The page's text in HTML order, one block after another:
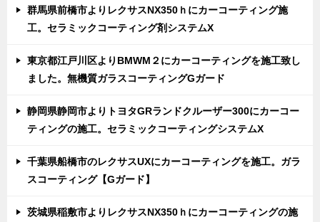
群馬県前橋市よりレクサスNX350ｈにカーコーティング施
工。セラミックコーティング剤システムX
東京都江戸川区よりBMWM２にカーコーティングを施工致し
ました。無機質ガラスコーティングGガード
静岡県静岡市よりトヨタGRランドクルーザー300にカーコー
ティングの施工。セラミックコーティングシステムX
千葉県船橋市のレクサスUXにカーコーティングを施工。ガラ
スコーティング【Gガード】
茨城県稲敷市よりレクサスNX350ｈにカーコーティングの施